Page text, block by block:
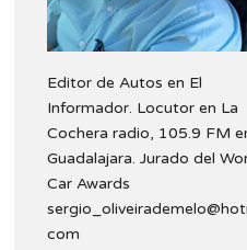
Editor de Autos en El
Informador. Locutor en La
Cochera radio, 105.9 FM
Guadalajara. Jurado del
Car Awards
com